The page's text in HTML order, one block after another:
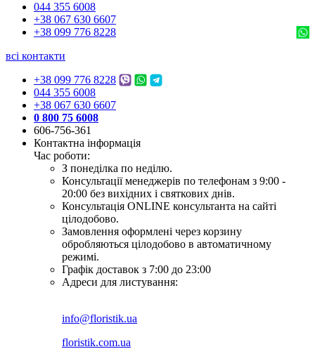
044 355 6008
+38 067 630 6607
+38 099 776 8228
всі контакти
+38 099 776 8228
044 355 6008
+38 067 630 6607
0 800 75 6008
606-756-361
Контактна інформація
Час роботи:
З понеділка по неділю.
Консультації менеджерів по телефонам з 9:00 -
20:00 без вихідних і святкових днів.
Консультація ONLINE консультанта на сайті
цілодобово.
Замовлення оформлені через корзину
обробляються цілодобово в автоматичному
режимі.
Графік доставок з 7:00 до 23:00
Адреси для листування:
info@floristik.ua
floristik.com.ua